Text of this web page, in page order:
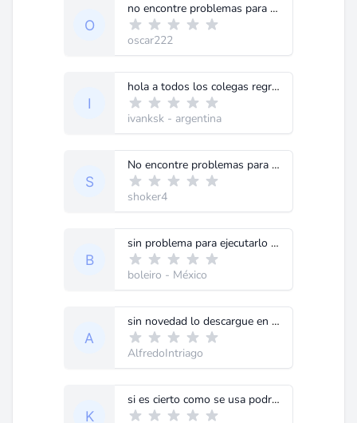
no encontre problemas para ejecutarlo
oscar222
hola a todos los colegas regrese a mi me funciona bien tanto en vista como en xp probalo de nuevo sino comenta
ivanksk - argentina
No encontre problemas para ejecutarlo(winXP SP3). Seguramente se le descargo mal, vuelva a descargarlo.
shoker4
sin problema para ejecutarlo (winxp sp3). descargalo de nuevo posiblemente hubo alguna falla al descargarlo, comenta si te funciono
boleiro - México
sin novedad lo descargue en segundos lo ejecute y funciono, ahora no se como usarlo jejeje,
AlfredoIntriago
si es cierto como se usa podrias poner un manual de uso o dar alguna explicacion, gracias